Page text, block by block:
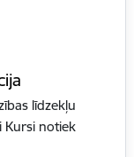
līdzekļu
Kursi notiek